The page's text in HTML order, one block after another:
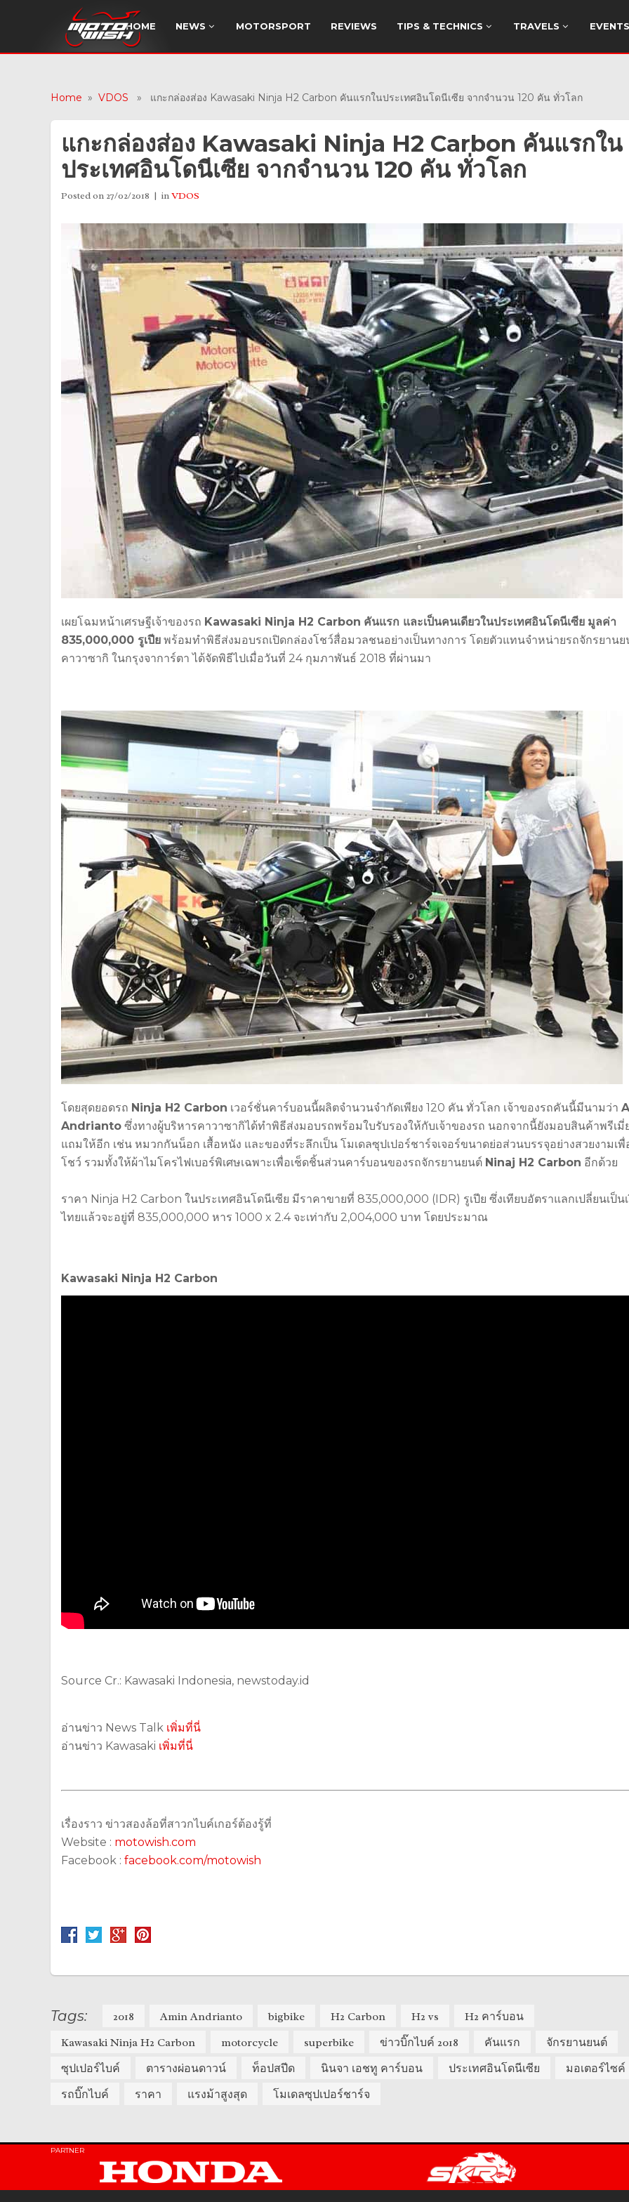
HOME NEWS MOTORSPORT REVIEWS TIPS & TECHNICS TRAVELS EVENTS
Home » VDOS » แกะกล่องส่อง Kawasaki Ninja H2 Carbon คันแรกในประเทศอินโดนีเซีย จากจำนวน 120 คัน ทั่วโลก
แกะกล่องส่อง Kawasaki Ninja H2 Carbon คันแรกใน
ประเทศอินโดนีเซีย จากจำนวน 120 คัน ทั่วโลก
Posted on 27/02/2018 inVDOS
เผยโฉมหน้าเศรษฐีเจ้าของรถ Kawasaki Ninja H2 Carbon คันแรก และเป็นคนเดียวในประเทศอินโดนีเซีย มูลค่า
835,000,000 รูเปีย พร้อมทำพิธีส่งมอบรถเปิดกล่องโชว์สื่อมวลชนอย่างเป็นทางการ โดยตัวแทนจำหน่ายรถจักรยาน
คาวาซากิ ในกรุงจาการ์ตา ได้จัดพิธีไปเมื่อวันที่ 24 กุมภาพันธ์ 2018 ที่ผ่านมา
โดยสุดยอดรถ Ninja H2 Carbon เวอร์ชั่นคาร์บอนนี้ผลิตจำนวนจำกัดเพียง 120 คัน ทั่วโลก เจ้าของรถคันนี้มีนามว่า
Andrianto ซึ่งทางผู้บริหารคาวาซากิได้ทำพิธีส่งมอบรถพร้อมใบรับรองให้กับเจ้าของรถ นอกจากนี้ยังมอบสินค้าพรีเมี่
แถมให้อีก เช่น หมวกกันน็อก เสื้อหนัง และของที่ระลึกเป็น โมเดลซุปเปอร์ชาร์จเจอร์ขนาดย่อส่วนบรรจุอย่างสวยงามเพื่
โชว์ รวมทั้งให้ผ้าไมโครไฟเบอร์พิเศษเฉพาะเพื่อเช็ดชิ้นส่วนคาร์บอนของรถจักรยานยนต์ Ninaj H2 Carbon อีกด้วย
ราคา Ninja H2 Carbon ในประเทศอินโดนีเซีย มีราคาขายที่ 835,000,000 (IDR) รูเปีย ซึ่งเทียบอัตราแลกเปลี่ยนเป็น
ไทยแล้วจะอยู่ที่ 835,000,000 หาร 1000 x 2.4 จะเท่ากับ 2,004,000 บาท โดยประมาณ
Kawasaki Ninja H2 Carbon
Source Cr.: Kawasaki Indonesia, newstoday.id
อ่านข่าว News Talk เพิ่มที่นี่
อ่านข่าว Kawasaki เพิ่มที่นี่
เรื่องราว ข่าวสองล้อที่สาวกไบค์เกอร์ต้องรู้ที่
Website : motowish.com
Facebook : facebook.com/motowish
Tags: 2018 Amin Andrianto bigbike H2 Carbon H2 vs
H2 คาร์บอน
Kawasaki Ninja H2 Carbon
motorcycle superbike ข่าวบิ๊กไบค์ 2018 คันแรก
จักรยานยนต์
ซุปเปอร์ไบค์
ตารางผ่อนดาวน์ ท็อปสปีด นินจา เอชทู คาร์บอน ประเทศอินโดนีเซีย
มอเตอร์ไซค์
รถบิ๊กไบค์
ราคา แรงม้าสูงสุด โมเดลซุปเปอร์ชาร์จ
PARTNER